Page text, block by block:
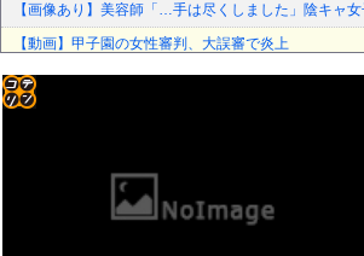
【画像あり】美容師「…手は尽くしました」陰キャ
【動画】甲子園の女性審判、大誤審で炎上
"テレビ大好き"高齢者の｢テレビ離れ｣が始まった
日本人はBYDの軽EV「ラッコ」をどう見ているのか
ドイツ、熱中症で10,000人以上死亡、ほとんどが高
高市首相が経歴詐称していると確信した某映画評論
【悲報】ﾈｯﾄ民「正規ディーラーで車検を頼んだら
高市総理「物価上昇を上回る賃上げを日本に定着さ